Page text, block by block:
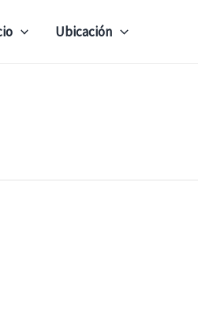
Ubicación